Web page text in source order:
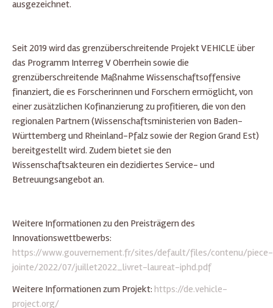
ausgezeichnet.
Seit 2019 wird das grenzüberschreitende Projekt VEHICLE über
das Programm Interreg V Oberrhein sowie die
grenzüberschreitende Maßnahme Wissenschaftsoffensive
finanziert, die es Forscherinnen und Forschern ermöglicht, von
einer zusätzlichen Kofinanzierung zu profitieren, die von den
regionalen Partnern (Wissenschaftsministerien von Baden-
Württemberg und Rheinland-Pfalz sowie der Region Grand Est)
bereitgestellt wird. Zudem bietet sie den
Wissenschaftsakteuren ein dezidiertes Service- und
Betreuungsangebot an.
Weitere Informationen zu den Preisträgern des
Innovationswettbewerbs:
https://www.gouvernement.fr/sites/default/files/contenu/piece-
jointe/2022/07/juillet2022_livret-laureat-iphd.pdf
Weitere Informationen zum Projekt: https://de.vehicle-
project.org/